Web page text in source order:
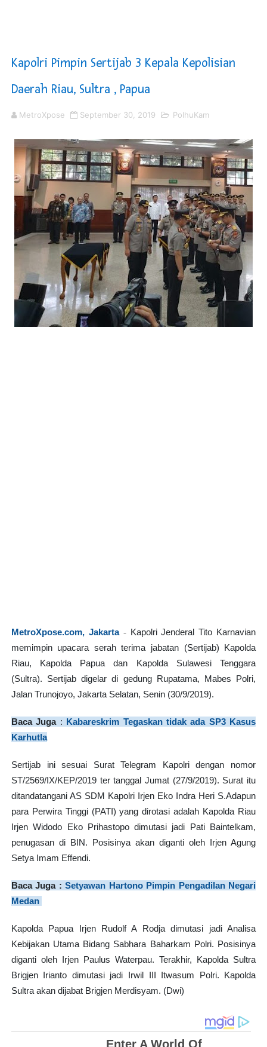
Jelang HUT RI ke 81Turnamen Olah Anak Muda Kota
Bobby Nasution Fokus Infrastruktur Daerah saat
Dukcapil SBB Layani Perubahan Akta Lama Menjadi
Kapolri Pimpin Sertijab 3 Kepala Kepolisian
Daerah Riau, Sultra , Papua
MetroXpose September 30, 2019 PolhuKam
MetroXpose.com, Jakarta- Kapolri Jenderal Tito Karnavian
memimpin upacara serah terima jabatan (Sertijab) Kapolda
Riau, Kapolda Papua dan Kapolda Sulawesi Tenggara
(Sultra). Sertijab digelar di gedung Rupatama, Mabes Polri,
Jalan Trunojoyo, Jakarta Selatan, Senin (30/9/2019).
Baca Juga: Kabareskrim Tegaskan tidak ada SP3 Kasus
Karhutla
Sertijab ini sesuai Surat Telegram Kapolri dengan nomor
ST/2569/IX/KEP/2019 ter tanggal Jumat (27/9/2019). Surat itu
ditandatangani AS SDM Kapolri Irjen Eko Indra Heri S.Adapun
para Perwira Tinggi (PATI) yang dirotasi adalah Kapolda Riau
Irjen Widodo Eko Prihastopo dimutasi jadi Pati Baintelkam,
penugasan di BIN. Posisinya akan diganti oleh Irjen Agung
Setya Imam Effendi.
Baca Juga :Setyawan Hartono Pimpin Pengadilan Negari
Medan
Kapolda Papua Irjen Rudolf A Rodja dimutasi jadi Analisa
Kebijakan Utama Bidang Sabhara Baharkam Polri. Posisinya
diganti oleh Irjen Paulus Waterpau. Terakhir, Kapolda Sultra
Brigjen Irianto dimutasi jadi Irwil III Itwasum Polri. Kapolda
Sultra akan dijabat Brigjen Merdisyam. (Dwi)